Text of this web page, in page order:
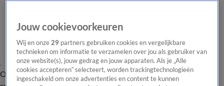
Overzicht Laatste nieuws Regionieuws Het beste van Hart
Tip de
Jouw cookievoorkeuren
Wij en onze29 partners gebruiken cookies en vergelijkbare
technieken om informatie te verzamelen over jou als gebruiker van
onze website(s), jouw gedrag en jouw apparaten. Als je „Alle
cookies accepteren” selecteert, worden trackingtechnologieën
ingeschakeld om onze advertenties en content te kunnen